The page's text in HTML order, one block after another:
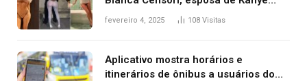
West que apareceu nua no Grammy
fevereiro 4, 2025 108 Visitas
Aplicativo mostra horários e
itinerários de ônibus a usuários do